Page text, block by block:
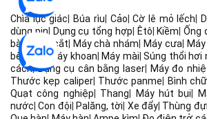
Chìa lục giác Búa rìu Cảo |Cờ lê mỏ lếch
dùng pin
Dụng cụ tổng hợp Êtô Kiềm |Ống
bào|Máy cắt Máy chà nhám Máy cưa
bê tông|Máy khoan Máy mài Súng thổi hơi
cách|Dụng cụ cân bằng laser Máy đo
Thước kẹp caliper| Thước panme Bình
Quạt công nghiệp
Thang Máy hút bụi
nước |Con đội Palăng, tời Xe đẩy Thùng